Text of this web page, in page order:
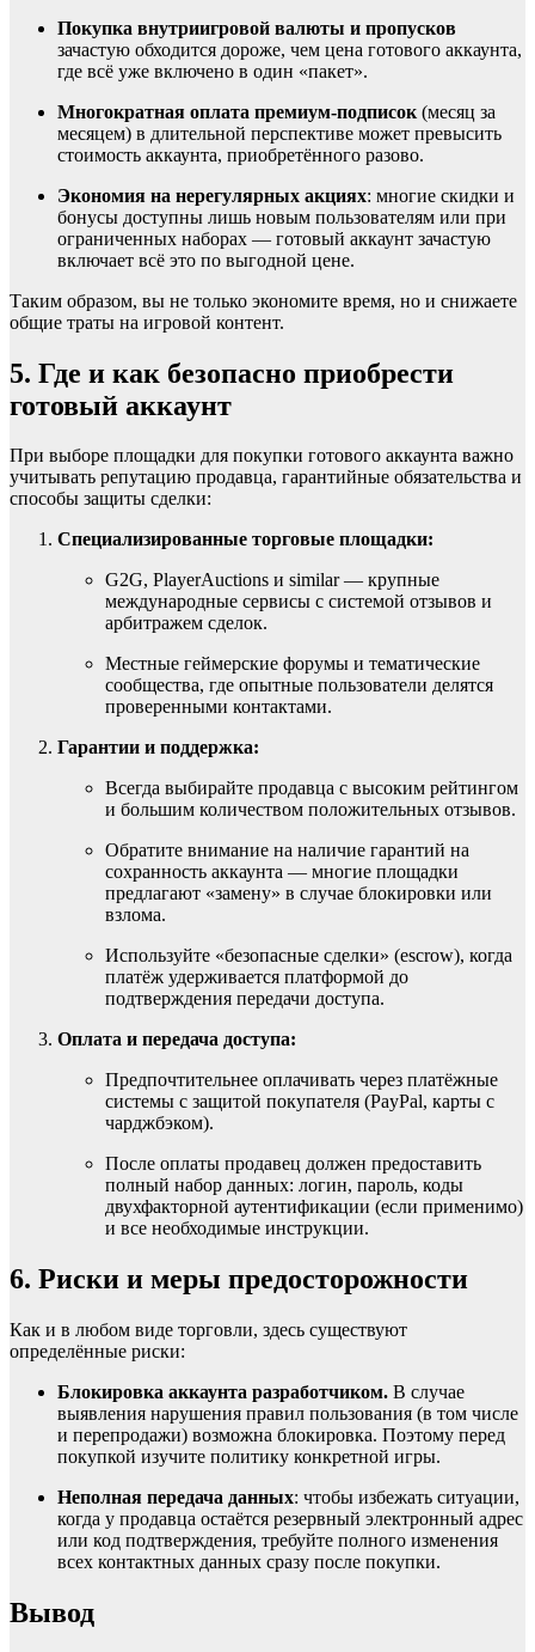
Покупка внутриигровой валюты и пропусков
зачастую обходится дороже, чем цена готового аккаунта,
где всё уже включено в один «пакет».
Многократная оплата премиум-подписок (месяц за
месяцем) в длительной перспективе может превысить
стоимость аккаунта, приобретённого разово.
Экономия на нерегулярных акциях: многие скидки и
бонусы доступны лишь новым пользователям или при
ограниченных наборах — готовый аккаунт зачастую
включает всё это по выгодной цене.
Таким образом, вы не только экономите время, но и снижаете
общие траты на игровой контент.
5. Где и как безопасно приобрести
готовый аккаунт
При выборе площадки для покупки готового аккаунта важно
учитывать репутацию продавца, гарантийные обязательства и
способы защиты сделки:
Специализированные торговые площадки:
G2G, PlayerAuctions и similar — крупные
международные сервисы с системой отзывов и
арбитражем сделок.
Местные геймерские форумы и тематические
сообщества, где опытные пользователи делятся
проверенными контактами.
Гарантии и поддержка:
Всегда выбирайте продавца с высоким рейтингом
и большим количеством положительных отзывов.
Обратите внимание на наличие гарантий на
сохранность аккаунта — многие площадки
предлагают «замену» в случае блокировки или
взлома.
Используйте «безопасные сделки» (escrow), когда
платёж удерживается платформой до
подтверждения передачи доступа.
Оплата и передача доступа:
Предпочтительнее оплачивать через платёжные
системы с защитой покупателя (PayPal, карты с
чарджбэком).
После оплаты продавец должен предоставить
полный набор данных: логин, пароль, коды
двухфакторной аутентификации (если применимо)
и все необходимые инструкции.
6. Риски и меры предосторожности
Как и в любом виде торговли, здесь существуют
определённые риски:
Блокировка аккаунта разработчиком. В случае
выявления нарушения правил пользования (в том числе
и перепродажи) возможна блокировка. Поэтому перед
покупкой изучите политику конкретной игры.
Неполная передача данных: чтобы избежать ситуации,
когда у продавца остаётся резервный электронный адрес
или код подтверждения, требуйте полного изменения
всех контактных данных сразу после покупки.
Вывод